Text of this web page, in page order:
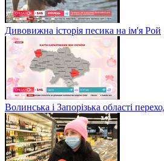
Дивовижна історія песика на ім'я Рой
Волинська і Запорізька області